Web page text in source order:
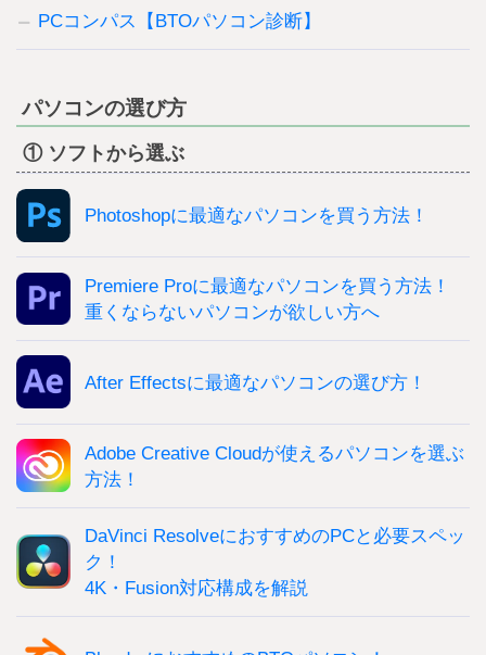
PCコンパス【BTOパソコン診断】
パソコンの選び方
① ソフトから選ぶ
Photoshopに最適なパソコンを買う方法！
Premiere Proに最適なパソコンを買う方法！
重くならないパソコンが欲しい方へ
After Effectsに最適なパソコンの選び方！
Adobe Creative Cloudが使えるパソコンを選ぶ
方法！
DaVinci ResolveにおすすめのPCと必要スペッ
ク！
4K・Fusion対応構成を解説